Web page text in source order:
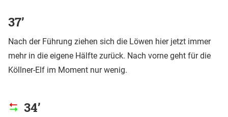
37’
Nach der Führung ziehen sich die Löwen hier jetzt immer
mehr in die eigene Hälfte zurück. Nach vorne geht für die
Köllner-Elf im Moment nur wenig.
34’